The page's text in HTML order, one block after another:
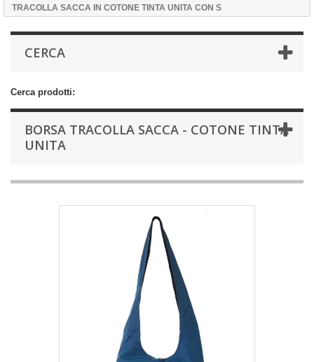
TRACOLLA SACCA IN COTONE TINTA UNITA CON S
CERCA
Cerca prodotti:
BORSA TRACOLLA SACCA - COTONE TINTA
UNITA